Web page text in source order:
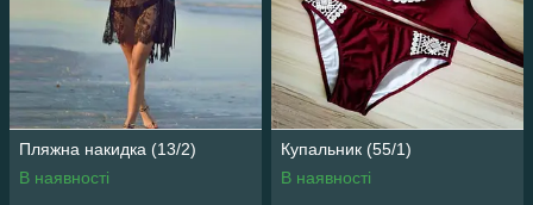
Пляжна накидка (13/2)
В наявності
Купальник (55/1)
В наявності